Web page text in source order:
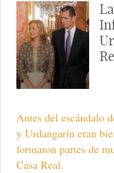
Antes del escándalo
y Urdangarín eran
formaron partes de
Casa Real.